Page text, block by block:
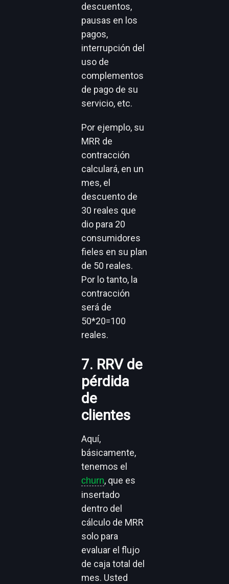
descuentos,
pausas en los
pagos,
interrupción del
uso de
complementos
de pago de su
servicio, etc.
Por ejemplo, su
MRR de
contracción
calculará, en un
mes, el
descuento de
30 reales que
dio para 20
consumidores
fieles en su plan
de 50 reales.
Por lo tanto, la
contracción
será de
50*20=100
reales.
7. RRV de
pérdida
de
clientes
Aquí,
básicamente,
tenemos el
churn, que es
insertado
dentro del
cálculo de MRR
solo para
evaluar el flujo
de caja total del
mes. Usted